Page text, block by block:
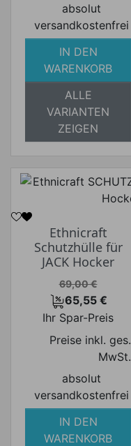
absolut
versandkostenfrei
IN DEN
WARENKORB
ALLE
VARIANTEN
ZEIGEN
Ethnicraft
Schutzhülle für
JACK Hocker
Verkaufspreis
69,00 €
Preis
65,55 €
Ihr Spar-Preis
Preise inkl. ges.
MwSt.
absolut
versandkostenfrei
IN DEN
WARENKORB